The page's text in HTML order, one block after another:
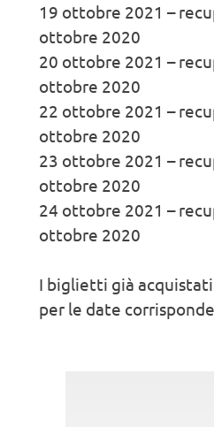
19 ottobre 2021 –
ottobre 2020
20 ottobre 2021 –
ottobre 2020
22 ottobre 2021 –
ottobre 2020
23 ottobre 2021 –
ottobre 2020
24 ottobre 2021 –
ottobre 2020
I biglietti già
per le date